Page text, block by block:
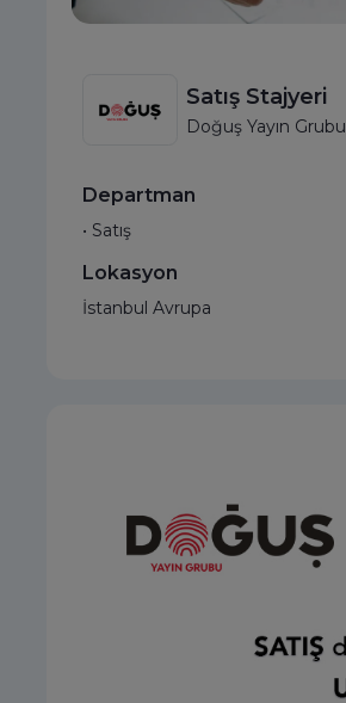
Satış Stajyeri
Doğuş Yayın Grubu
Departman
• Satış
Lokasyon
İstanbul Avrupa